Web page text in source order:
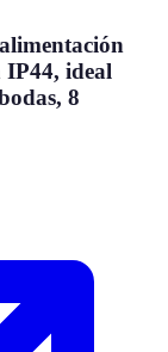
IP44, ideal
8